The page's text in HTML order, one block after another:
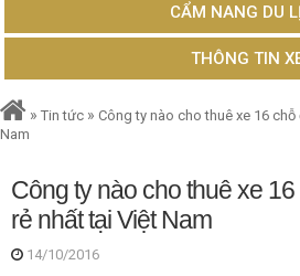
CẨM NANG DU
THÔNG TIN
» Tin tức » Công ty nào cho thuê xe 16
Nam
Công ty nào cho thuê xe
rẻ nhất tại Việt Nam
14/10/2016